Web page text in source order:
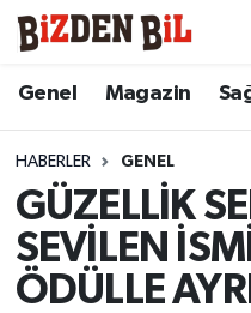
Genel Magazin
HABERLER GENEL
GÜZELLİK
SEVİLEN
ÖDÜLLE
Hava Durumu
Trafik Durumu
Süper Lig Puan
Tüm Manşetler